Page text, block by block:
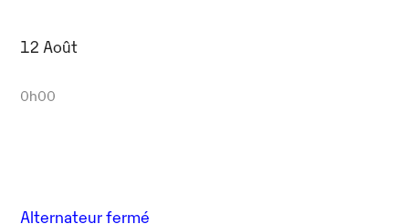
12 Août
0h00
Alternateur fermé